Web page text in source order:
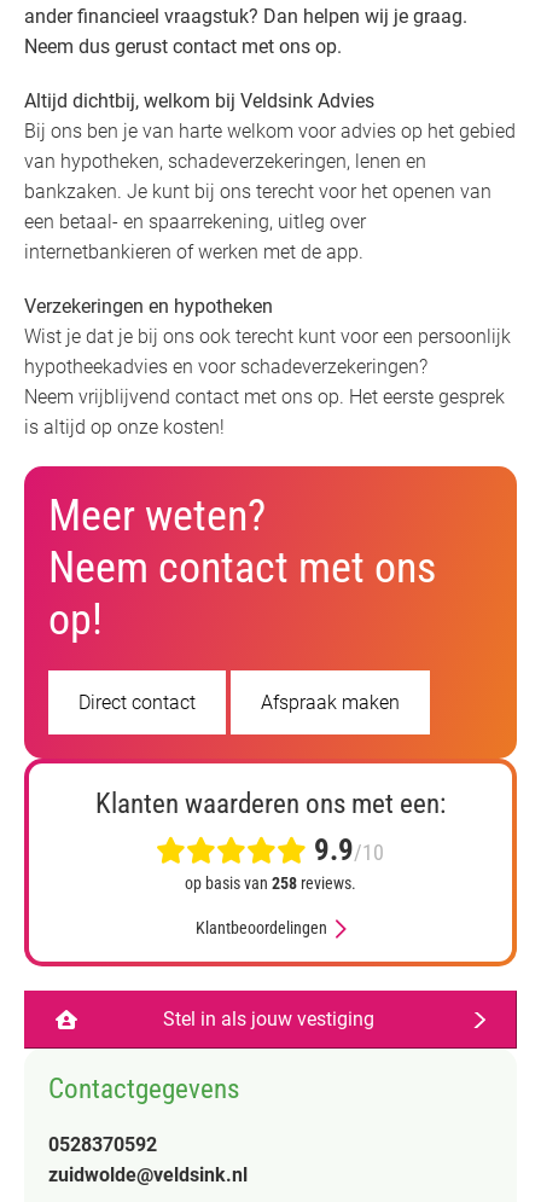
ander financieel vraagstuk? Dan helpen wij je graag.
Neem dus gerust contact met ons op.
Altijd dichtbij, welkom bij Veldsink Advies
Bij ons ben je van harte welkom voor advies op het gebied
van hypotheken, schadeverzekeringen, lenen en
bankzaken. Je kunt bij ons terecht voor het openen van
een betaal- en spaarrekening, uitleg over
internetbankieren of werken met de app.
Verzekeringen en hypotheken
Wist je dat je bij ons ook terecht kunt voor een persoonlijk
hypotheekadvies en voor schadeverzekeringen?
Neem vrijblijvend contact met ons op. Het eerste gesprek
is altijd op onze kosten!
Meer weten?
Neem contact met ons
op!
Direct contact Afspraak maken
Klanten waarderen ons met een:
9.9/10
op basis van 258 reviews.
Klantbeoordelingen
Stel in als jouw vestiging
Contactgegevens
0528370592
zuidwolde@veldsink.nl